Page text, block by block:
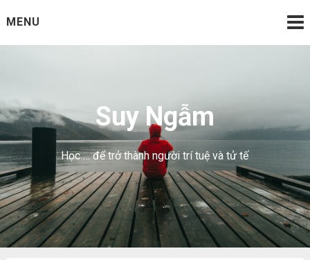
toMENU
Suy Ngẫm
Học … để trở thành người trí tuệ và tử tế